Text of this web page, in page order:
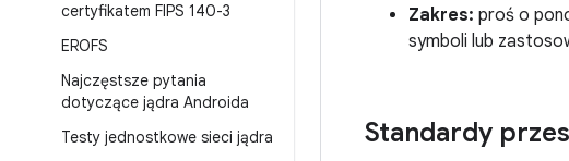
certyfikatem FIPS 140-3
EROFS
Najczęstsze pytania
dotyczące jądra Androida
Testy jednostkowe sieci jądra
Zakres: proś o
symboli lub
Standardy